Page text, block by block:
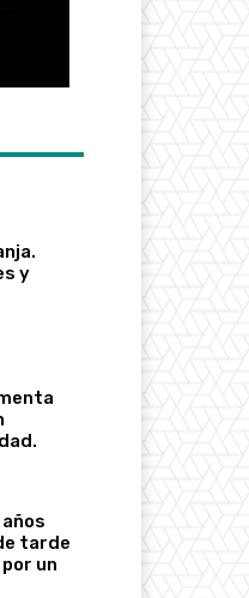
y
tarde
un